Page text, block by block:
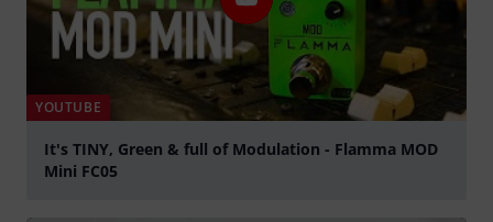
YOUTUBE
It's TINY, Green & full of Modulation - Flamma MOD
Mini FC05